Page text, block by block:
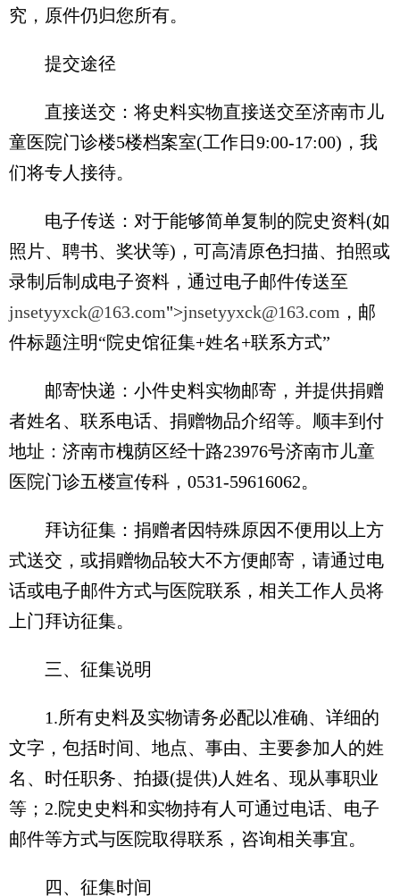
究，原件仍归您所有。
提交途径
直接送交：将史料实物直接送交至济南市儿
童医院门诊楼5楼档案室(工作日9:00-17:00)，我
们将专人接待。
电子传送：对于能够简单复制的院史资料(如
照片、聘书、奖状等)，可高清原色扫描、拍照或
录制后制成电子资料，通过电子邮件传送至
jnsetyyxck@163.com">jnsetyyxck@163.com ，邮
件标题注明“院史馆征集+姓名+联系方式”
邮寄快递：小件史料实物邮寄，并提供捐赠
者姓名、联系电话、捐赠物品介绍等。顺丰到付
地址：济南市槐荫区经十路23976号济南市儿童
医院门诊五楼宣传科，0531-59616062。
拜访征集：捐赠者因特殊原因不便用以上方
式送交，或捐赠物品较大不方便邮寄，请通过电
话或电子邮件方式与医院联系，相关工作人员将
上门拜访征集。
三、征集说明
1.所有史料及实物请务必配以准确、详细的
文字，包括时间、地点、事由、主要参加人的姓
名、时任职务、拍摄(提供)人姓名、现从事职业
等；2.院史史料和实物持有人可通过电话、电子
邮件等方式与医院取得联系，咨询相关事宜。
四、征集时间